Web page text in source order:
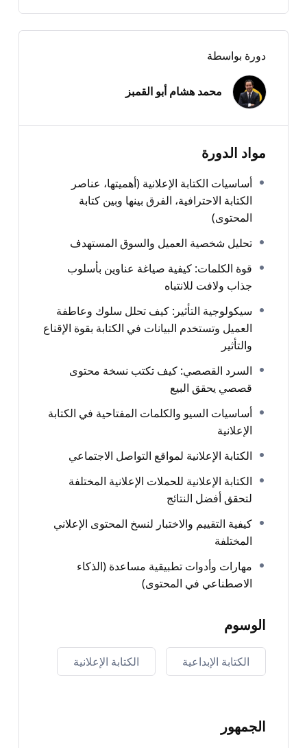
سوف تحصل علي:
ملف سهل ومبسط لكتابة العناوين الإعلانية
المحتوى الإعلاني
قوالب ونماذج لكتابة النشرات البريدية الإعلانية
كتاب مترجم بالعربية للكتابة الإعلانية
انضم الآن وابدأ بتطوير مهاراتك في الكتابة الإبداعية الإعلانية
دورة بواسطة
محمد هشام أبو القمبز
مواد الدورة
أساسيات الكتابة الإعلانية (أهميتها، عناصر
الكتابة الاحترافية، الفرق بينها وبين كتابة
المحتوى)
تحليل شخصية العميل والسوق المستهدف
قوة الكلمات: كيفية صياغة عناوين بأسلوب
جذاب ولافت للانتباه
سيكولوجية التأثير: كيف تحلل سلوك وعاطفة
العميل وتستخدم البيانات في الكتابة بقوة الإقناع
والتأثير
السرد القصصي: كيف تكتب نسخة محتوى
قصصي يحقق البيع
أساسيات السيو والكلمات المفتاحية في الكتابة
الإعلانية
الكتابة الإعلانية لمواقع التواصل الاجتماعي
الكتابة الإعلانية للحملات الإعلانية المختلفة
لتحقق أفضل النتائج
كيفية التقييم والاختبار لنسخ المحتوى الإعلاني
المختلفة
مهارات وأدوات تطبيقية مساعدة (الذكاء
الاصطناعي في المحتوى)
الوسوم
الكتابة الإبداعية الكتابة الإعلانية
الجمهور